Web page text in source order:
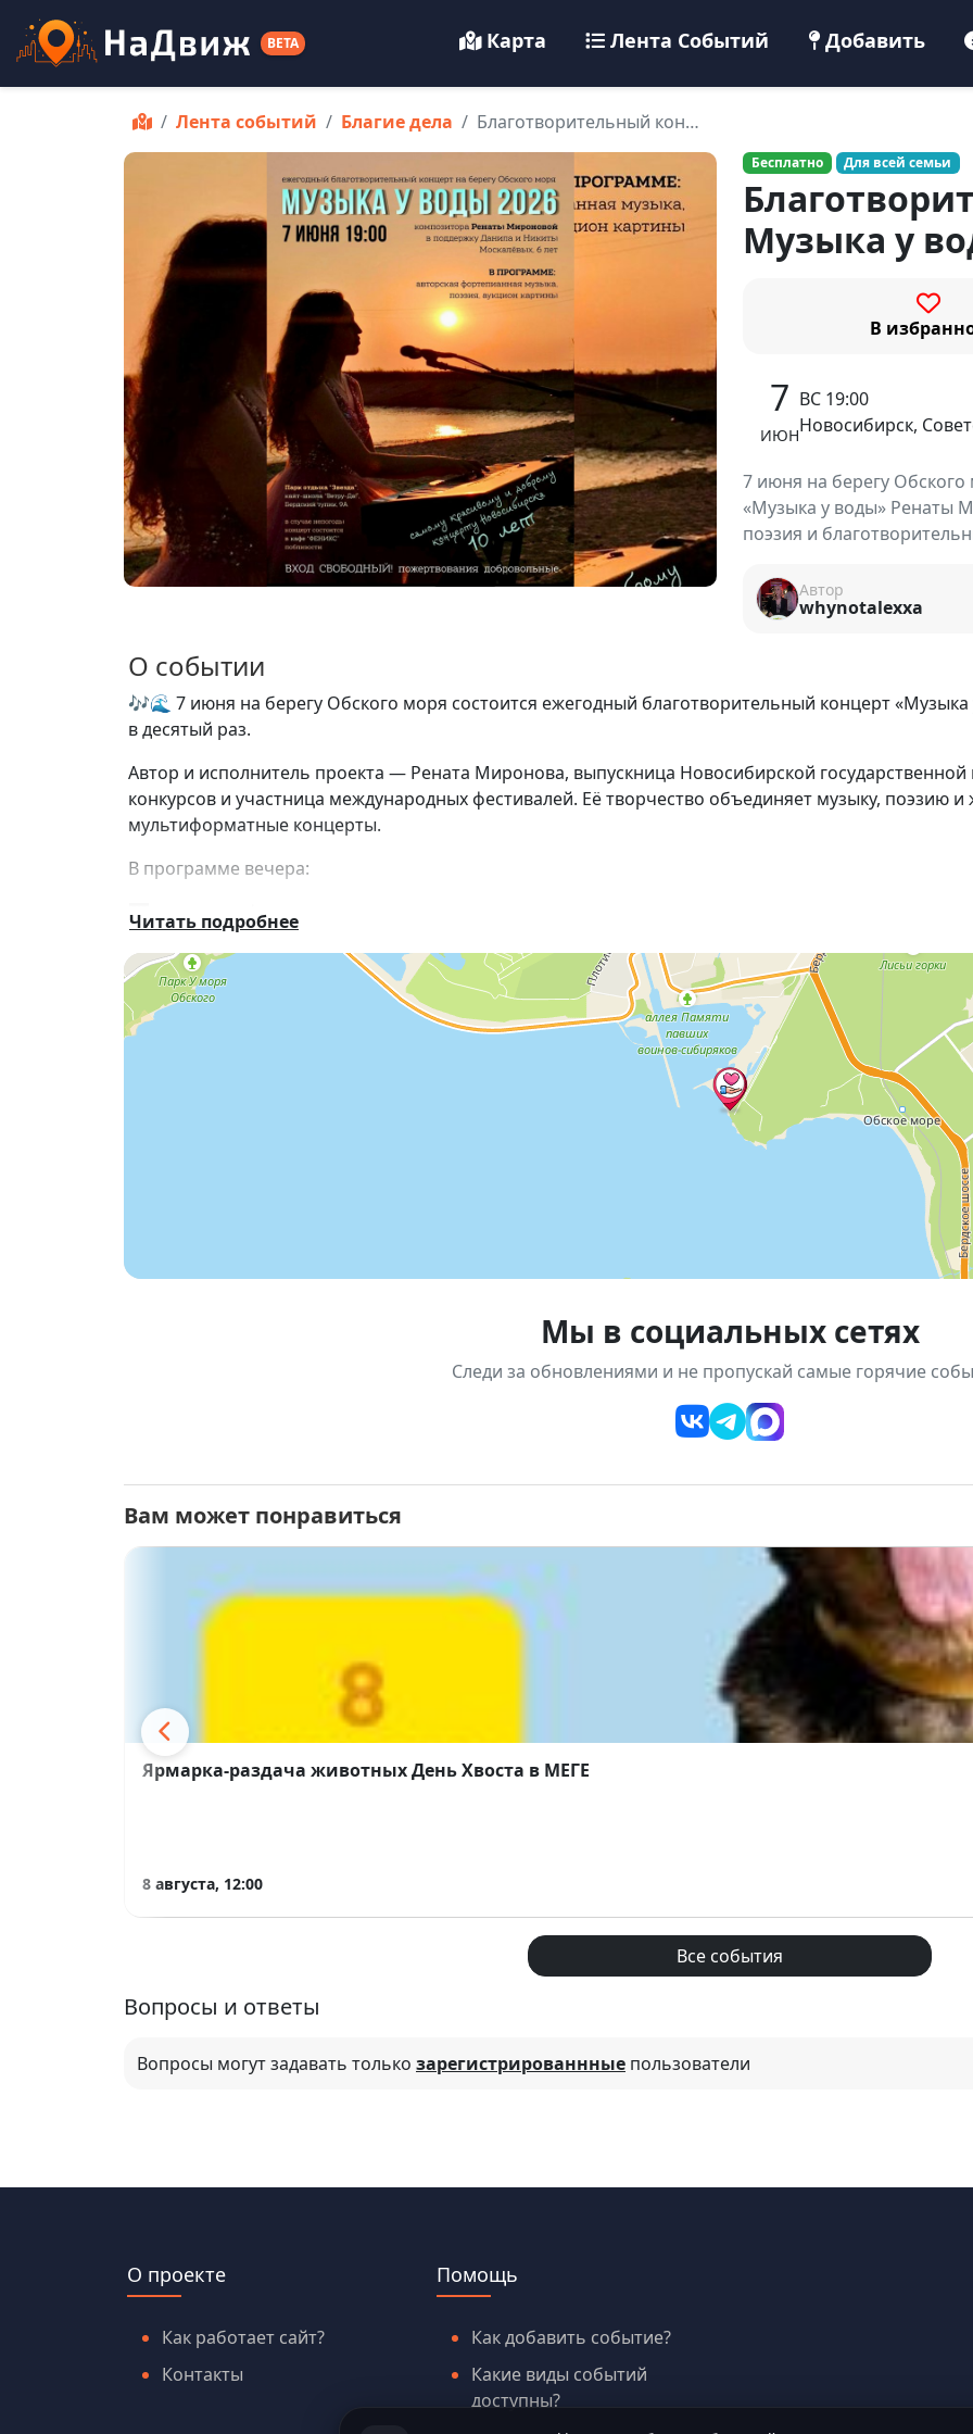
BETA Карта Лента Событий Добавить
Лента событий Благие дела Благотворительный кон…
Бесплатно Для всей семьи
Музыка у
В
7
ИЮН
ВС 19:00
Новосибирск,
7 июня на берегу
«Музыка у воды» Ренаты
поэзия и
Автор
whynotalexxa
О событии
🎶🌊 7 июня на берегу Обского моря состоится ежегодный благотворительный концерт
в десятый раз.
Автор и исполнитель проекта — Рената Миронова, выпускница Новосибирской
конкурсов и участница международных фестивалей. Её творчество объединяет музыку, поэзию
мультиформатные концерты.
В программе вечера:
🎹 авторские фортепианные произведения
📖 поэтические чтения
🎨 художественные работы автора
🖼 благотворительный аукцион картин
Все собранные средства будут направлены на помощь детям — близнецам Никите и Данилу
, берег Обского моря (у кайт-станции «Ветру-Да!»)
В случае плохой погоды концерт состоится в кафе «Феникс» неподалёку.
Читать подробнее
Мы в социальных сетях
Следи за обновлениями и не пропускай самые горячие
Вам может понравиться
Ярмарка-раздача животных День Хвоста в МЕГЕ
8 августа, 12:00
Все события
Вопросы и ответы
Вопросы могут задавать только зарегистрированнные пользователи
О проекте
Как работает сайт?
Контакты
Помощь
Как добавить событие?
Какие виды событий
доступны?